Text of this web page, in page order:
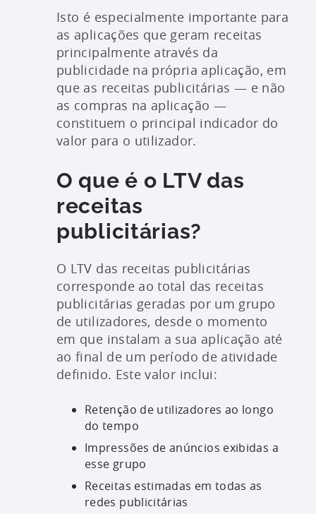
Isto é especialmente importante para
as aplicações que geram receitas
principalmente através da
publicidade na própria aplicação, em
que as receitas publicitárias — e não
as compras na aplicação —
constituem o principal indicador do
valor para o utilizador.
O que é o LTV das
receitas
publicitárias?
O LTV das receitas publicitárias
corresponde ao total das receitas
publicitárias geradas por um grupo
de utilizadores, desde o momento
em que instalam a sua aplicação até
ao final de um período de atividade
definido. Este valor inclui:
Retenção de utilizadores ao longo
do tempo
Impressões de anúncios exibidas a
esse grupo
Receitas estimadas em todas as
redes publicitárias